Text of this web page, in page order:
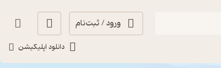
ورود / ثبت‌نام
دانلود اپلیکیشن